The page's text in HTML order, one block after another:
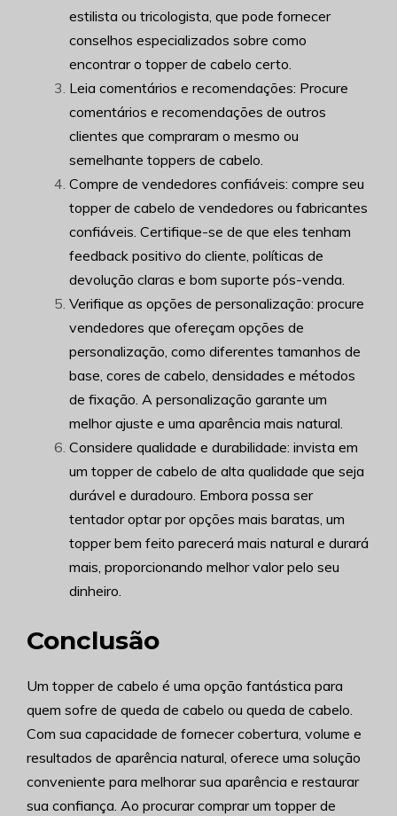
estilista ou tricologista, que pode fornecer
conselhos especializados sobre como
encontrar o topper de cabelo certo.
Leia comentários e recomendações: Procure
comentários e recomendações de outros
clientes que compraram o mesmo ou
semelhante toppers de cabelo.
Compre de vendedores confiáveis: compre seu
topper de cabelo de vendedores ou fabricantes
confiáveis. Certifique-se de que eles tenham
feedback positivo do cliente, políticas de
devolução claras e bom suporte pós-venda.
Verifique as opções de personalização: procure
vendedores que ofereçam opções de
personalização, como diferentes tamanhos de
base, cores de cabelo, densidades e métodos
de fixação. A personalização garante um
melhor ajuste e uma aparência mais natural.
Considere qualidade e durabilidade: invista em
um topper de cabelo de alta qualidade que seja
durável e duradouro. Embora possa ser
tentador optar por opções mais baratas, um
topper bem feito parecerá mais natural e durará
mais, proporcionando melhor valor pelo seu
dinheiro.
Conclusão
Um topper de cabelo é uma opção fantástica para
quem sofre de queda de cabelo ou queda de cabelo.
Com sua capacidade de fornecer cobertura, volume e
resultados de aparência natural, oferece uma solução
conveniente para melhorar sua aparência e restaurar
sua confiança. Ao procurar comprar um topper de